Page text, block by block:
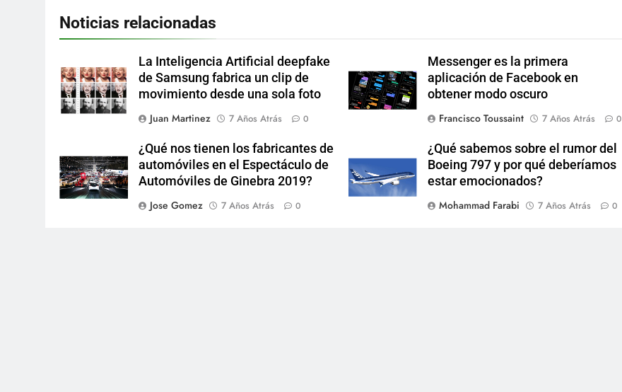
Noticias relacionadas
La Inteligencia Artificial deepfake
de Samsung fabrica un clip de
movimiento desde una sola foto
Juan Martinez
7 Años Atrás 0
Messenger es la primera
aplicación de Facebook en
obtener modo oscuro
Francisco Toussaint
7 Años Atrás 0
¿Qué nos tienen los fabricantes de
automóviles en el Espectáculo de
Automóviles de Ginebra 2019?
Jose Gomez
7 Años Atrás 0
¿Qué sabemos sobre el rumor del
Boeing 797 y por qué deberíamos
estar emocionados?
Mohammad Farabi
7 Años Atrás 0